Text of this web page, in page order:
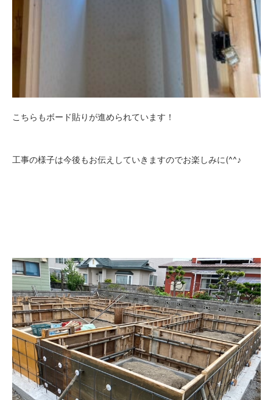
こちらもボード貼りが進められています！
工事の様子は今後もお伝えしていきますのでお楽しみに(^^♪